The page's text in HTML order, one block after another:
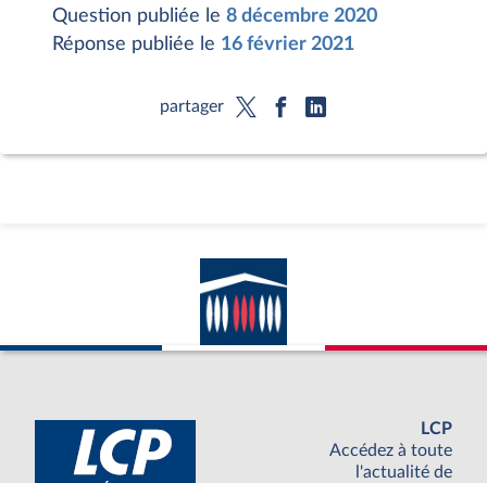
Question publiée le 8 décembre 2020
Réponse publiée le 16 février 2021
partager
LCP
Accédez à toute
l'actualité de